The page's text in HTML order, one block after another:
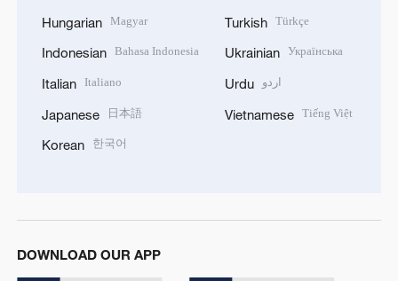
Hungarian Magyar
Indonesian Bahasa Indonesia
Italian Italiano
Japanese 日本語
Korean 한국어
Turkish Türkçe
Ukrainian Українська
Urdu اردو
Vietnamese Tiếng Việt
DOWNLOAD OUR APP